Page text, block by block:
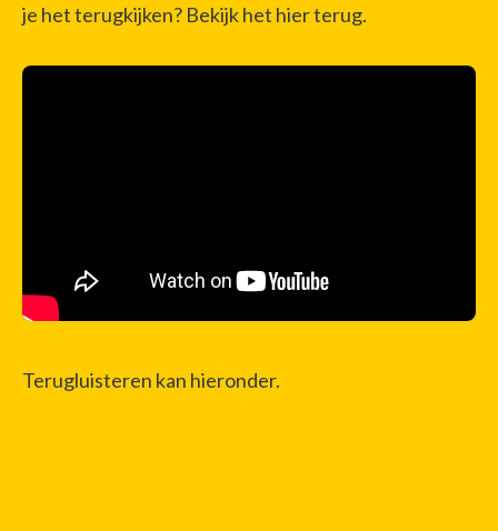
je het terugkijken? Bekijk het hier terug.
Terugluisteren kan hieronder.